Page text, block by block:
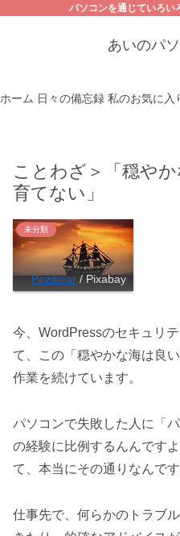
パソコンを通じていろい
あいのパ
ホーム 日々の備忘録 私のお気に入
ことわざ＞「穏や
育てない」
未分類
Pezibear / Pixabay
今、WordPressのセキュリ
て、この「穏やかな海は良
作業を続けています。
パソコンで失敗した人に「
の経験に比例するんんです
て、本当にその通りなんです
仕事先で、何らかのトラブ